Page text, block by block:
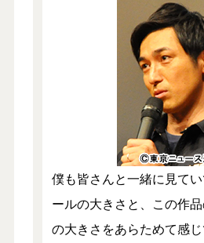
僕も皆さんと一緒に見て
ールの大きさと、この作
の大きさをあらためて感